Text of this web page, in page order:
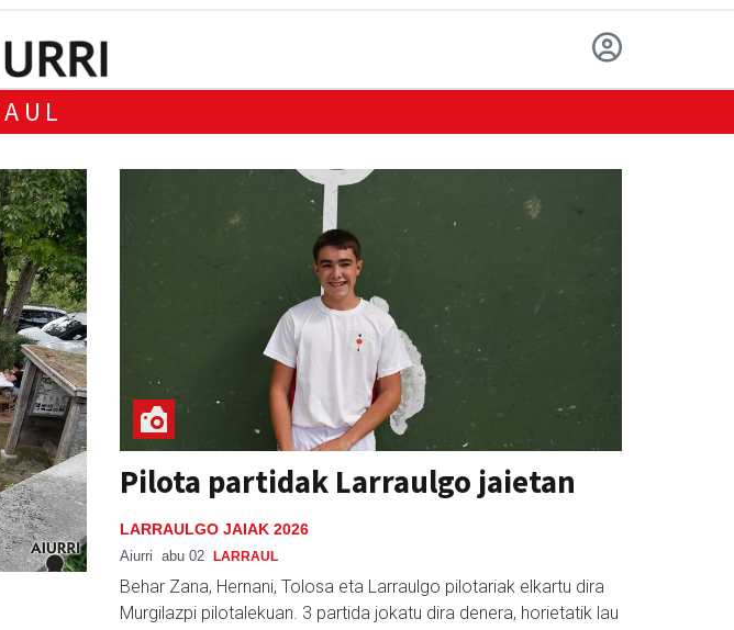
Pilota partidak Larraulgo jaietan
LARRAULGO JAIAK 2026
Aiurri abu 02 LARRAUL
Behar Zana, Hernani, Tolosa eta Larraulgo pilotariak elkartu dira
Murgilazpi pilotalekuan. 3 partida jokatu dira denera, horietatik lau